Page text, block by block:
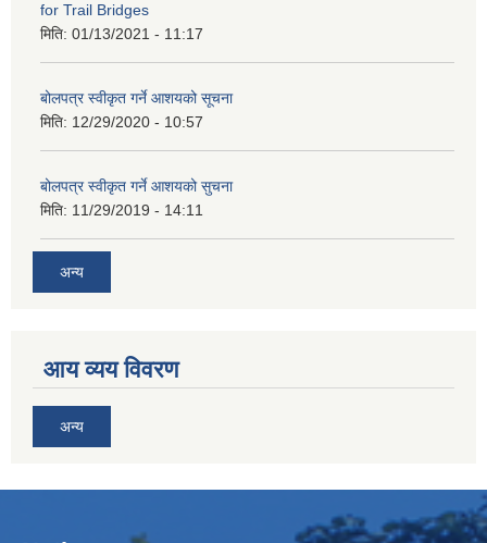
for Trail Bridges
मिति: 01/13/2021 - 11:17
बोलपत्र स्वीकृत गर्ने आशयको सूचना
मिति: 12/29/2020 - 10:57
बोलपत्र स्वीकृत गर्ने आशयको सुचना
मिति: 11/29/2019 - 14:11
अन्य
आय व्यय विवरण
अन्य